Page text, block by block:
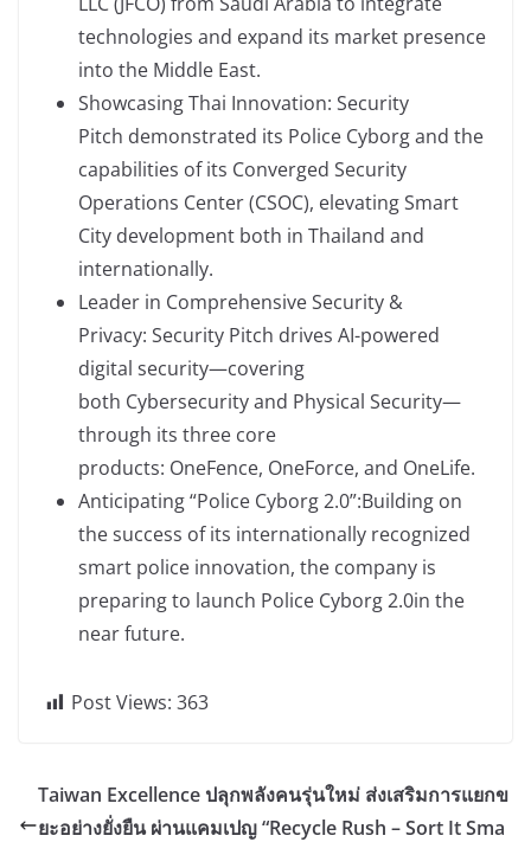
technologies and expand its market presence
into the Middle East.
Showcasing Thai Innovation: Security
Pitch demonstrated its Police Cyborg and the
capabilities of its Converged Security
Operations Center (CSOC), elevating Smart
City development both in Thailand and
internationally.
Leader in Comprehensive Security &
Privacy: Security Pitch drives AI-powered
digital security—covering
both Cybersecurity and Physical Security—
through its three core
products: OneFence, OneForce, and OneLife.
Anticipating “Police Cyborg 2.0”:Building on
the success of its internationally recognized
smart police innovation, the company is
preparing to launch Police Cyborg 2.0in the
near future.
Post Views: 363
Taiwan Excellence ปลุกพลังคนรุ่นใหม่ ส่งเสริมการแยกข
ยะอย่างยั่งยืน ผ่านแคมเปญ “Recycle Rush – Sort It Sma